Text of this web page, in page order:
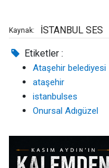
Kaynak: İSTANBUL SES
Etiketler :
Ataşehir belediyesi
ataşehir
istanbulses
Onursal Adıgüzel